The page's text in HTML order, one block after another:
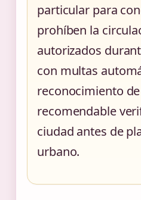
particular para
prohíben la
autorizados
con multas
reconocimiento
recomendable
ciudad antes de
urbano.